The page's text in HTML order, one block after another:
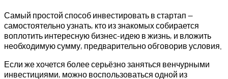
Самый простой способ инвестировать в стартап —
самостоятельно узнать, кто из знакомых собирается
воплотить интересную бизнес-идею в жизнь, и вложить
необходимую сумму, предварительно обговорив условия.
Если же хочется более серьёзно заняться венчурными
инвестициями, можно воспользоваться одной из